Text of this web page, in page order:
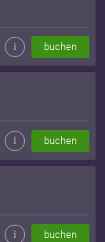
i buchen
i buchen
i buchen